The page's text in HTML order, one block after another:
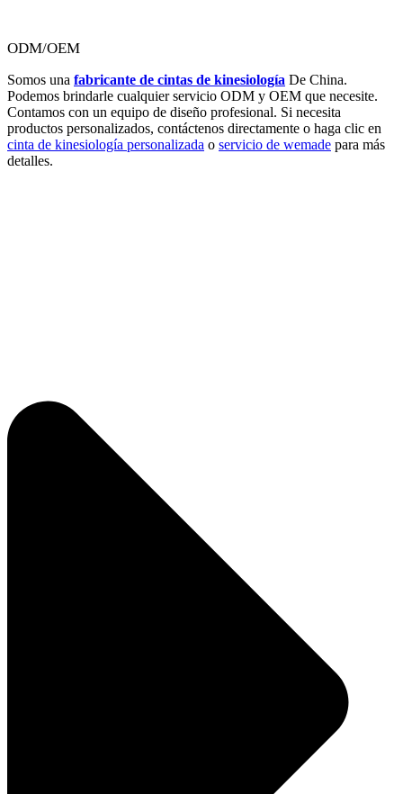
ODM/OEM
Somos una fabricante de cintas de kinesiología De China.
Podemos brindarle cualquier servicio ODM y OEM que necesite.
Contamos con un equipo de diseño profesional. Si necesita
productos personalizados, contáctenos directamente o haga clic en
cinta de kinesiología personalizada o servicio de wemade para más
detalles.